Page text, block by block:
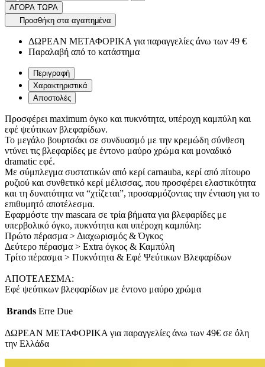
ΑΓΟΡΑ ΤΩΡΑ
Προσθήκη στα αγαπημένα
ΔΩΡΕΑΝ ΜΕΤΑΦΟΡΙΚΑ για παραγγελίες άνω των 49 €
Παραλαβή από το κατάστημα
Περιγραφή
Χαρακτηριστικά
Αποστολές
Προσφέρει maximum όγκο και πυκνότητα, υπέροχη καμπύλη και
εφέ ψεύτικων βλεφαρίδων.
Το μεγάλο βουρτσάκι σε συνδυασμό με την κρεμώδη σύνθεση
ντύνει τις βλεφαρίδες με έντονο μαύρο χρώμα και μοναδικό
dramatic εφέ.
Με σύμπλεγμα συστατικών από κερί carnauba, κερί από πίτουρο
ρυζιού και συνθετικό κερί μέλισσας, που προσφέρει ελαστικότητα
και τη δυνατότητα να “χτίζεται”, προσαρμόζοντας την ένταση για το
επιθυμητό αποτέλεσμα.
Εφαρμόστε την mascara σε τρία βήματα για βλεφαρίδες με
υπερβολικό όγκο, πυκνότητα και υπέροχη καμπύλη:
Πρώτο πέρασμα > Διαχωρισμός & Όγκος
Δεύτερο πέρασμα > Extra όγκος & Καμπύλη
Τρίτο πέρασμα > Πυκνότητα & Εφέ Ψεύτικων Βλεφαρίδων
ΑΠΟΤΕΛΕΣΜΑ:
Εφέ ψεύτικων βλεφαρίδων με έντονο μαύρο χρώμα
Brands Erre Due
ΔΩΡΕΑΝ ΜΕΤΑΦΟΡΙΚΑ για παραγγελίες άνω των 49€ σε όλη
την Ελλάδα